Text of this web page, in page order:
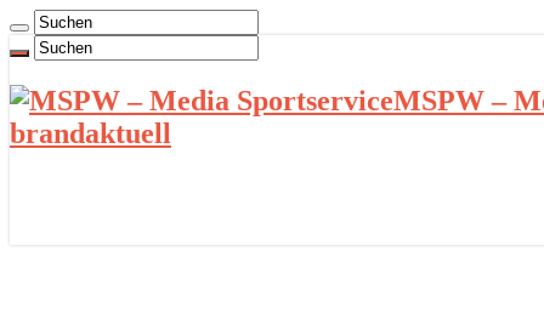
MSPW –
brandaktuell